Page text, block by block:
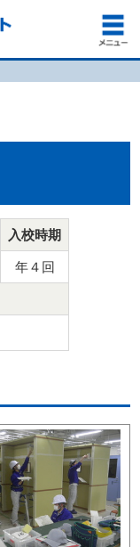
入校時期
年４回